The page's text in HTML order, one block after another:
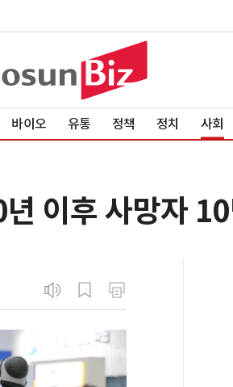
바이오 유통 정책 정치 사회
이후 사망자